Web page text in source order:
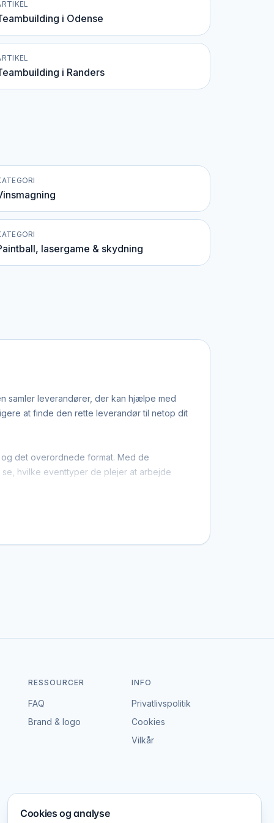
i Odense
i Randers
lasergame & skydning
samler leverandører, der kan hjælpe med
at finde den rette leverandør til netop dit
det overordnede format. Med de
hvilke eventtyper de plejer at arbejde
RESSOURCER
FAQ
Brand & logo
INFO
Privatlivspolitik
Cookies
Vilkår
Cookies og analyse